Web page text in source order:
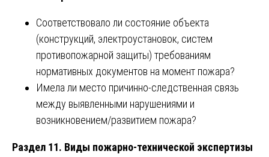
Соответствовало ли состояние объекта
(конструкций, электроустановок, систем
противопожарной защиты) требованиям
нормативных документов на момент пожара?
Имела ли место причинно-следственная связь
между выявленными нарушениями и
возникновением/развитием пожара?
Раздел 11. Виды пожарно-технической экспертизы